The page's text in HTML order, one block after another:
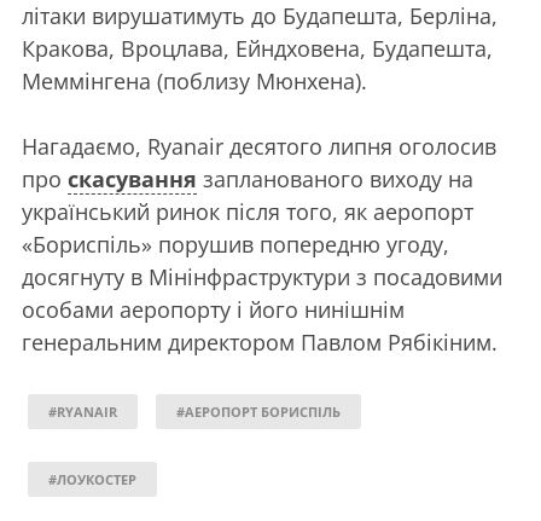
літаки вирушатимуть до Будапешта, Берліна,
Кракова, Вроцлава, Ейндховена, Будапешта,
Меммінгена (поблизу Мюнхена).
Нагадаємо, Ryanair десятого липня оголосив
про скасування запланованого виходу на
український ринок після того, як аеропорт
«Бориспіль» порушив попередню угоду,
досягнуту в Мінінфраструктури з посадовими
особами аеропорту і його нинішнім
генеральним директором Павлом Рябікіним.
#RYANAIR #АЕРОПОРТ БОРИСПІЛЬ
#ЛОУКОСТЕР